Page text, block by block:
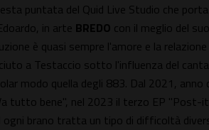
puntata del Quid Live Studio che
in arte BREDO con il meglio del
è quasi sempre l'amore e la
a Testaccio sotto l'influenza del
modo quella degli 883. Dal 2021,
tutto bene", nel 2023 il terzo EP "Post-
ogni brano tratta un tipo di difficoltà